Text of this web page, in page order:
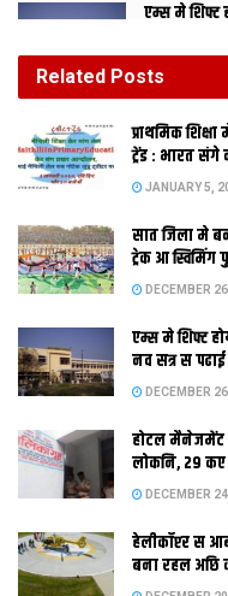
एम्स मे शिफ्ट
लोकनि, 29
पटना । बिहार बोर्ड इंटर
बिहार बोर्ड इंटर क तीनू
रिजल्ट एक संग जारी होएत ।
छल । एहि बेर रिकॉर्ड
Related Posts
प्राथमिक
ट्रेंड : भारत
JANUARY 5,
सात जिला मे
ट्रेक आ
DECEMBER
एम्स मे शिफ्ट
नव सत्र स पढाई
DECEMBER
होटल मैनेजमेंट
लोकनि, 29
DECEMBER
हेलीकॉप्टर स
बना रहल अछि